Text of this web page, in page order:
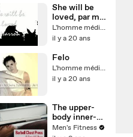
She will be
loved, par moi
!
L'homme médiatik
il y a 20 ans
Felo
L'homme médiatik
il y a 20 ans
The upper-
body inner-
beast workout
Men's Fitness